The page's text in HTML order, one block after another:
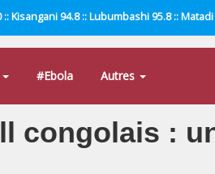
Kisangani 94.8 :: Lubumbashi 95.8 ::
#Ebola Autres
congolais :